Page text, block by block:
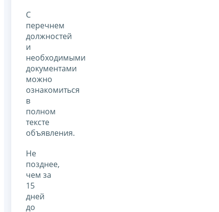
С
перечнем
должностей
и
необходимыми
документами
можно
ознакомиться
в
полном
тексте
объявления.
Не
позднее,
чем за
15
дней
до